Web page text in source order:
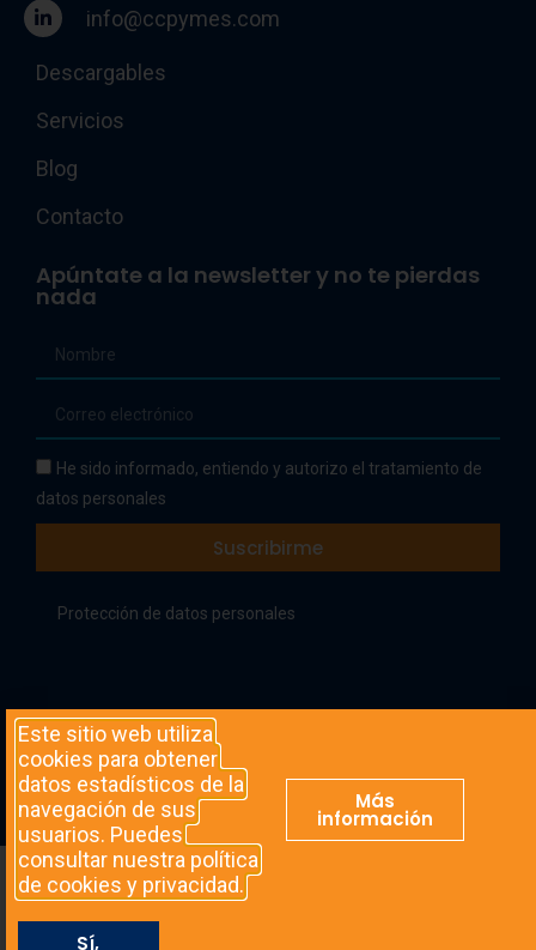
info@ccpymes.com
Descargables
Servicios
Blog
Contacto
Apúntate a la newsletter y no te pierdas
nada
He sido informado, entiendo y autorizo el tratamiento de
datos personales
Suscribirme
Protección de datos personales
© Todos los derechos reservados.
& Aviso Legal|
Este sitio web utiliza
cookies para obtener
datos estadísticos de la
navegación de sus
usuarios. Puedes
consultar nuestra política
de cookies y privacidad.
Más
información
Sí,